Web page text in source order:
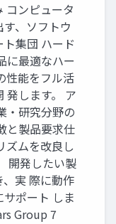
コンピュータ
、ソフトウ
集団 ハード
に最適なハー
性能をフル活
発します。 ア
・研究分野の
と製品要求仕
ズムを改良し
開発したい製
実 際に動作
ポート しま
Group 7